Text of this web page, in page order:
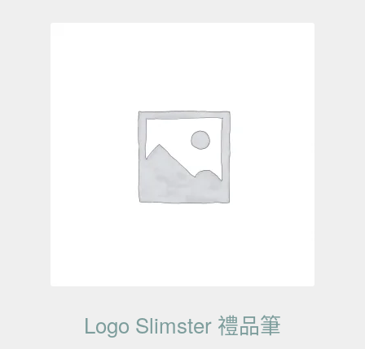
Logo Slimster 禮品筆